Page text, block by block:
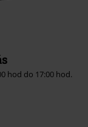
hod do 17:00 hod.